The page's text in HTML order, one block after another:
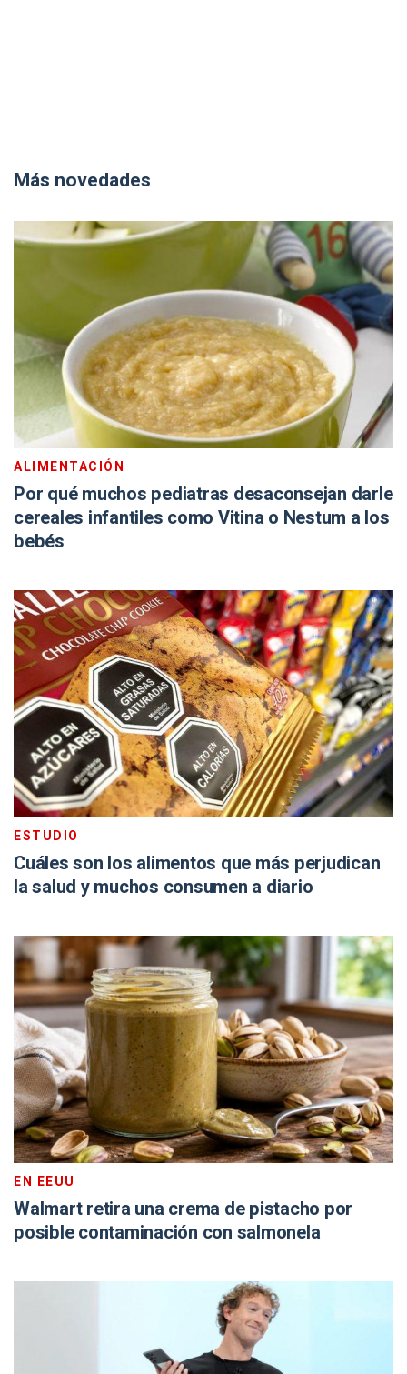
Más novedades
ALIMENTACIÓN
Por qué muchos pediatras desaconsejan darle
cereales infantiles como Vitina o Nestum a los
bebés
ESTUDIO
Cuáles son los alimentos que más perjudican
la salud y muchos consumen a diario
EN EEUU
Walmart retira una crema de pistacho por
posible contaminación con salmonela